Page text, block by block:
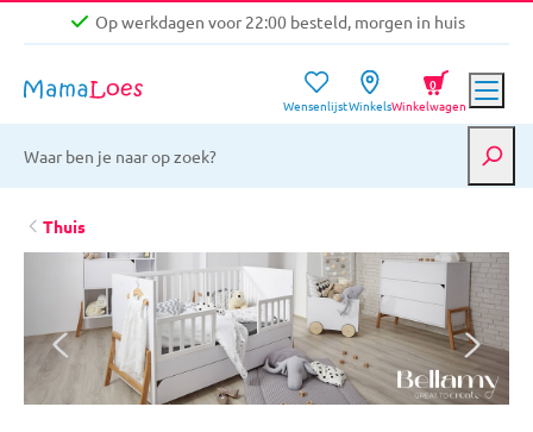
Op werkdagen voor 22:00 besteld, morgen in huis
Gratis verzending vanaf €39,-
Op werkdagen voor 22:00 besteld, morgen in huis
WensenlijstWinkelsWinkelwagen
0
Thuis